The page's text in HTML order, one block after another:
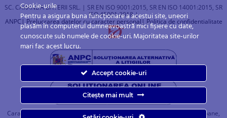
SC. CARANDA BATERII SRL. | SR EN ISO 9001:2015, SR EN ISO 14001:2015, SR
ISO 45001:2018 |
ANPC | Prelucrarea datelor cu caracter personal| Politica de confidentialitate
Caranda.ro este un magazin online cu baterii pentru automobile, camioane,
Cookie-urile
Pentru a asigura buna funcționare a acestui site, uneori
plasăm în computerul dumneavoastră mici fișiere cu date,
cunoscute sub numele de cookie-uri. Majoritatea site-urilor
mari fac acest lucru.
Accept cookie-uri
Citește mai mult